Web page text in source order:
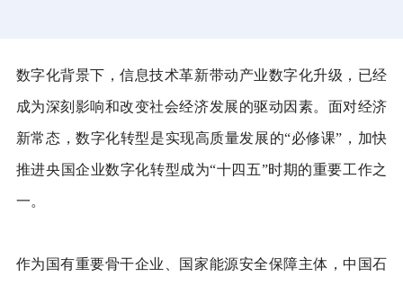
数字化背景下，信息技术革新带动产业数字化升级，已经
成为深刻影响和改变社会经济发展的驱动因素。面对经济
新常态，数字化转型是实现高质量发展的“必修课”，加快
推进央国企业数字化转型成为“十四五”时期的重要工作之
一。
作为国有重要骨干企业、国家能源安全保障主体，中国石